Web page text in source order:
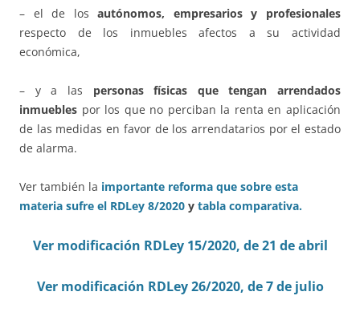
– el de losautónomos, empresarios y profesionales
respecto de los inmuebles afectos a su actividad
económica,
– y a las personas físicas que tengan arrendados
inmuebles por los que no perciban la renta en aplicación
de las medidas en favor de los arrendatarios por el estado
de alarma.
Ver también la importante reforma que sobre esta
materia sufre el RDLey 8/2020 y tabla comparativa.
Ver modificación RDLey 15/2020, de 21 de abril
Ver modificación RDLey 26/2020, de 7 de julio